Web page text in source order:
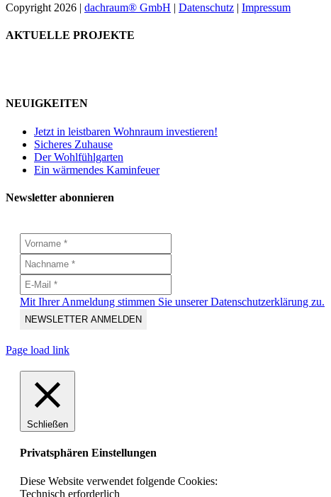
Copyright 2026 | dachraum® GmbH | Datenschutz | Impressum
Toggle
AKTUELLE PROJEKTE
NEUIGKEITEN
Jetzt in leistbaren Wohnraum investieren!
Sicheres Zuhause
Der Wohlfühlgarten
Ein wärmendes Kaminfeuer
Newsletter abonnieren
Mit Ihrer Anmeldung stimmen Sie unserer Datenschutzerklärung zu.
Page load link
Schließen
Privatsphären Einstellungen
Diese Website verwendet folgende Cookies:
Technisch erforderlich